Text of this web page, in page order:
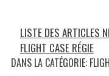
LISTE DES ARTICLES
FLIGHT CASE RÉGIE
DANS LA CATÉGORIE: